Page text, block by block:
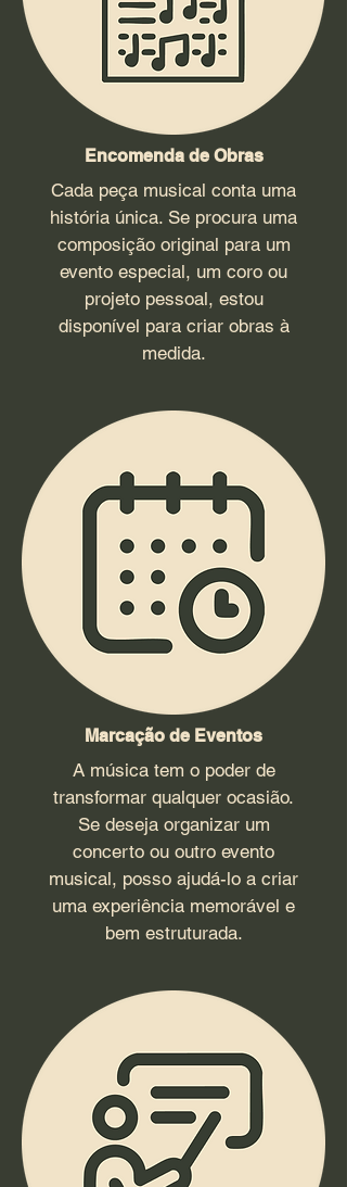
Encomenda de Obras
Cada peça musical conta uma
história única. Se procura uma
composição original para um
evento especial, um coro ou
projeto pessoal, estou
disponível para criar obras à
medida.
Marcação de Eventos
A música tem o poder de
transformar qualquer ocasião.
Se deseja organizar um
concerto ou outro evento
musical, posso ajudá-lo a criar
uma experiência memorável e
bem estruturada.